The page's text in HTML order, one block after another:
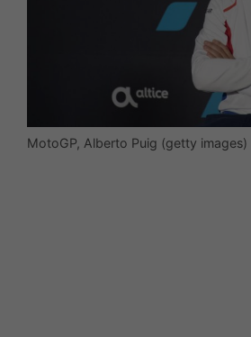
MotoGP, Alberto Puig (getty images)